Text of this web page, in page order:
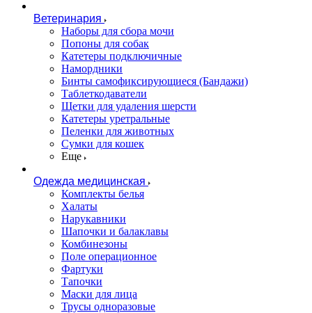
Ветеринария
Наборы для сбора мочи
Попоны для собак
Катетеры подключичные
Намордники
Бинты самофиксирующиеся (Бандажи)
Таблеткодаватели
Щетки для удаления шерсти
Катетеры уретральные
Пеленки для животных
Сумки для кошек
Еще
Одежда медицинская
Комплекты белья
Халаты
Нарукавники
Шапочки и балаклавы
Комбинезоны
Поле операционное
Фартуки
Тапочки
Маски для лица
Трусы одноразовые